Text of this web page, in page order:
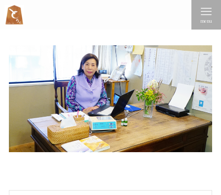
menu